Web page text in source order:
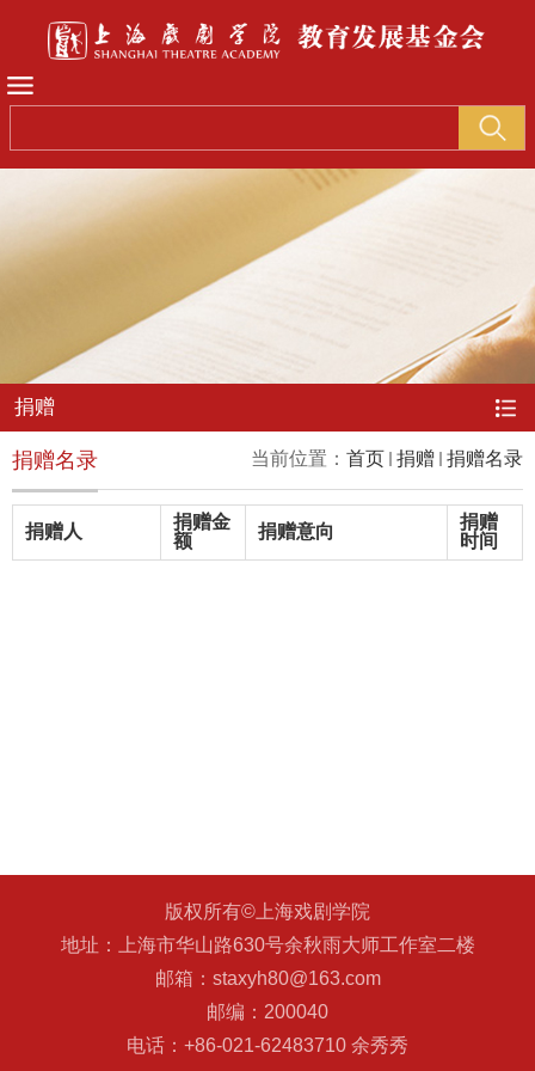
捐赠
当前位置： 首页 捐赠 捐赠名录
捐赠名录
捐赠人
捐赠金
额
捐赠意向
捐赠
时间
版权所有©上海戏剧学院
地址：上海市华山路630号余秋雨大师工作室二楼
邮箱：staxyh80@163.com
邮编：200040
电话：+86-021-62483710 余秀秀